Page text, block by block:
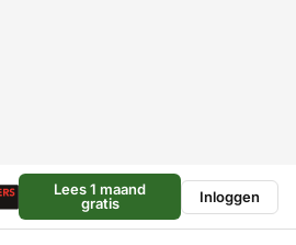
Lees 1 maand
gratis
Inloggen